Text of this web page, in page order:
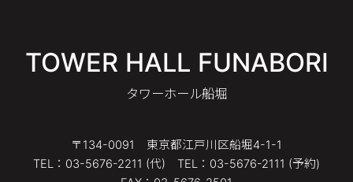
TOWER HALL FUNABORI
タワーホール船堀
〒134-0091 東京都江戸川区船堀4-1-1
TEL：03-5676-2211 (代) TEL：03-5676-2111 (予約)